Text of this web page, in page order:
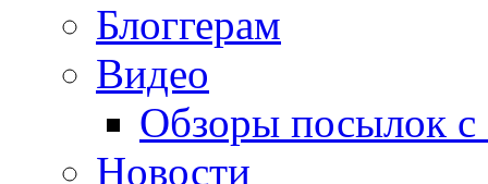
Блоггерам
Видео
Обзоры посылок с
Новости